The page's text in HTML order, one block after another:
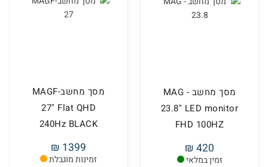
זמינות מוגבלת
מסך מחשב-MAGF
27" Flat QHD
240Hz BLACK
F27Q240Y
1399 ₪
זמין במלאי
מסך מחשב - MAG
23.8" LED monitor
FHD 100HZ
F24F75Y
420 ₪